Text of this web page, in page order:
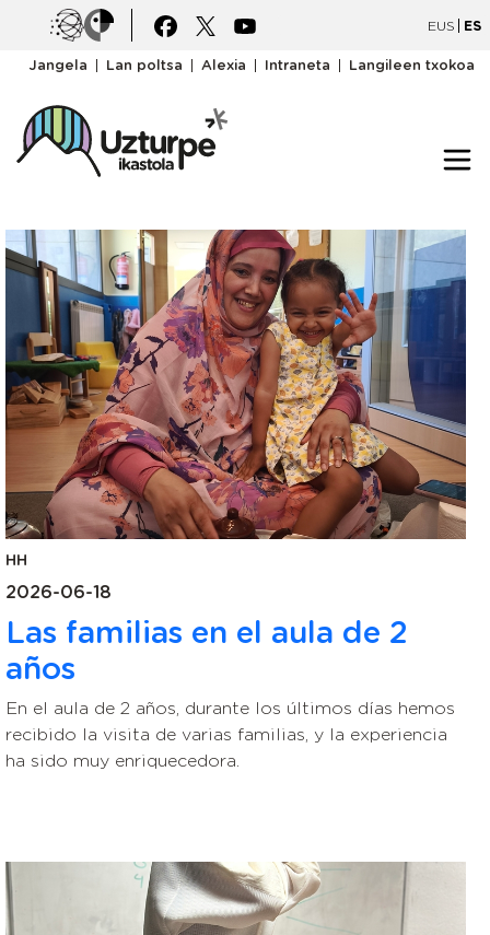
Pasar al contenido principal
IrudiaIrudia EUS ES
goiburukomenua
Jangela Lan poltsa Alexia Intraneta Langileen txokoa
HH
2026-06-18
Las familias en el aula de 2
años
En el aula de 2 años, durante los últimos días hemos
recibido la visita de varias familias, y la experiencia
ha sido muy enriquecedora.